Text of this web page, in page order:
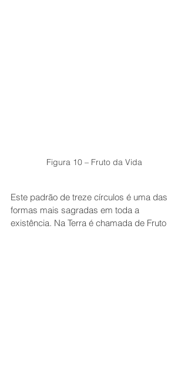
Figura 10 – Fruto da Vida
Este padrão de treze círculos é uma das
formas mais sagradas em toda a
existência. Na Terra é chamada de Fruto